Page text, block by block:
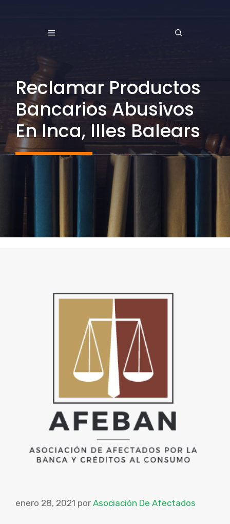
MENÚ
Reclamar Productos
Bancarios Abusivos
En Inca, Illes Balears
enero 28, 2021 por Asociación De Afectados